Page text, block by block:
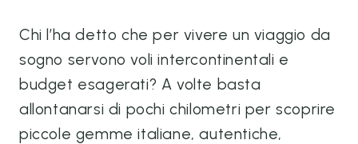
Chi l’ha detto che per vivere un viaggio da
sogno servono voli intercontinentali e
budget esagerati? A volte basta
allontanarsi di pochi chilometri per scoprire
piccole gemme italiane, autentiche,